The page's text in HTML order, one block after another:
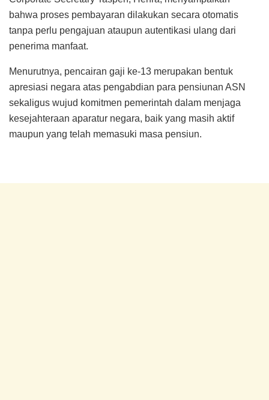
bahwa proses pembayaran dilakukan secara otomatis
tanpa perlu pengajuan ataupun autentikasi ulang dari
penerima manfaat.
Menurutnya, pencairan gaji ke-13 merupakan bentuk
apresiasi negara atas pengabdian para pensiunan ASN
sekaligus wujud komitmen pemerintah dalam menjaga
kesejahteraan aparatur negara, baik yang masih aktif
maupun yang telah memasuki masa pensiun.